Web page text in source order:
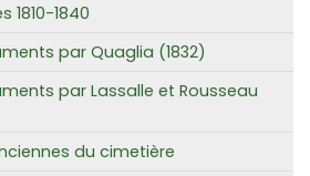
1810-1840
par Quaglia (1832)
par Lassalle et Rousseau
du cimetière